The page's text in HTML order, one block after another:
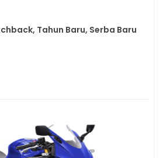
Tahun Baru, Serba Baru